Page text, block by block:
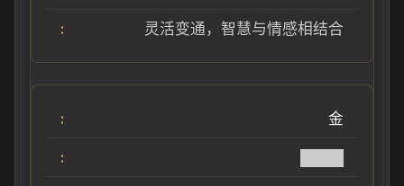
灵活变通，智慧与情感相结合
金